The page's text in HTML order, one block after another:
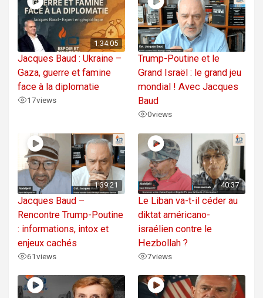
1:34:05
Jacques Baud : Ukraine –
Gaza, guerre et famine
face à la diplomatie
17views
Trump-Poutine et le
Grand Israël : le grand jeu
mondial ! Avec Jacques
Baud
0views
1:39:21
Jacques Baud –
Rencontre Trump-Poutine
: informations, intox et
enjeux cachés
61views
40:37
Le Liban va-t-il céder au
diktat américano-
israélien contre le
Hezbollah ?
7views